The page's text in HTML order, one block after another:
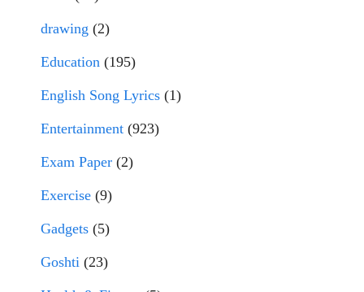
drawing (2)
Education (195)
English Song Lyrics (1)
Entertainment (923)
Exam Paper (2)
Exercise (9)
Gadgets (5)
Goshti (23)